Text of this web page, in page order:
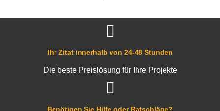
Benötigen Sie Hilfe oder Ratschläge?
Ihr Zitat innerhalb von 24-48 Stunden
Die beste Preislösung für Ihre Projekte